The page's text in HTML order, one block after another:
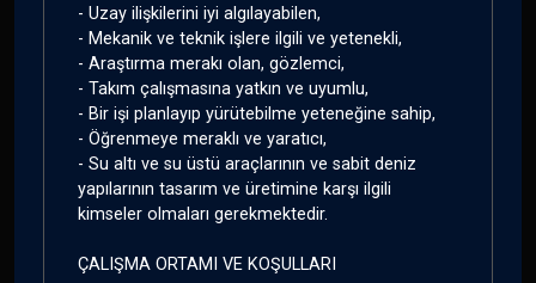
- Uzay ilişkilerini iyi algılayabilen,
- Mekanik ve teknik işlere ilgili ve yetenekli,
- Araştırma merakı olan, gözlemci,
- Takım çalışmasına yatkın ve uyumlu,
- Bir işi planlayıp yürütebilme yeteneğine sahip,
- Öğrenmeye meraklı ve yaratıcı,
- Su altı ve su üstü araçlarının ve sabit deniz
yapılarının tasarım ve üretimine karşı ilgili
kimseler olmaları gerekmektedir.
ÇALIŞMA ORTAMI VE KOŞULLARI